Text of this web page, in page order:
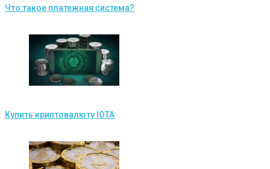
Что такое платежная система?
Купить криптовалюту IOTA